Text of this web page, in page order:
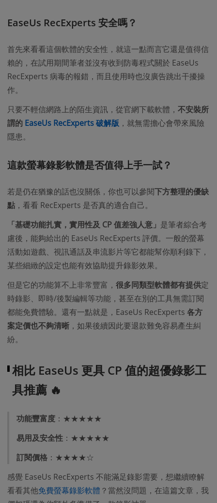
EaseUs RecExperts 安全嗎？
首先來看看這個軟體的安全性，就這一點而言它還是值得信
賴的，在試用期間筆者並沒有收到防毒程式關於 EaseUs
RecExperts 病毒的報錯，而且使用時也沒廣告跳出干擾操
作。
只要不輕信網路上的陌生資訊，從官網下載軟體， 不安裝所
謂的 EaseUs RecExperts 破解版 ，就無需擔心會帶來風險
隱患。
這款螢幕錄影軟體是否值得上手一試？
若是仍在猶豫的話也沒關係，你也可以參閱下方整理的優缺
點 ，看看 RecExperts 是否真的適合自己。
「基礎功能扎實，實用性及 CP 值差強人意」 是筆者綜合考
慮後，能夠給出的 EaseUs RecExperts 評價。一般的螢幕
活動如遊戲、視訊通話及串流影片等它都能幫你順利錄下，
某些細緻的設定也能有效協助提升錄影效果。
但是它的功能算不上非常豐富， 很多同類型軟體都有提供定
時錄影、即時/後製編輯等功能，甚至在別的工具無需訂閱
都能免費體驗。還有一點就是，EaseUs RecExperts 各方
案定價也不夠清晰 ，如果後續因此要退款難免容易產生糾
紛。
相比 EaseUs 更具 CP 值的超優錄影工
具推薦 🔥
功能豐富度 ：★★★★★
易用及安全性 ：★★★★★
訂閱價格 ：★★★★☆
感覺 EaseUs RecExperts 不能滿足錄影需要，想繼續瞭解
看看其他免費螢幕錄影軟體 ？當然沒問題，在這篇文章，我